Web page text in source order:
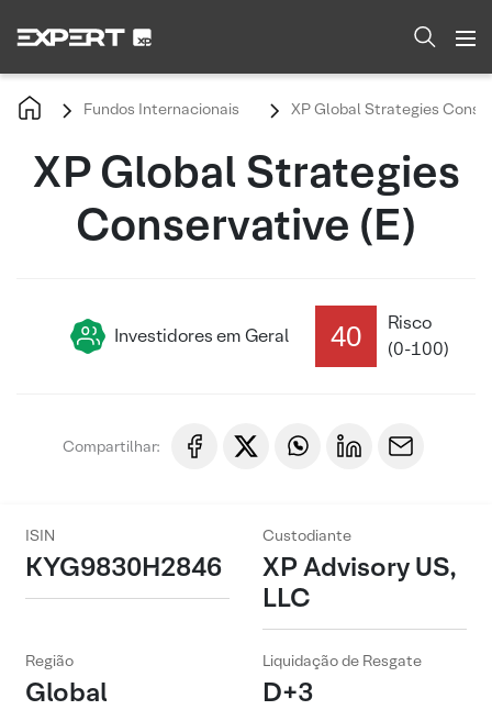
Fundos Internacionais XP Global Strategies
XP Global Strategies
Conservative (E)
Investidores em Geral 40
Risco
(0-100)
Compartilhar:
ISIN
KYG9830H2846
Custodiante
XP Advisory US,
LLC
Região
Global
Liquidação de Resgate
D+3